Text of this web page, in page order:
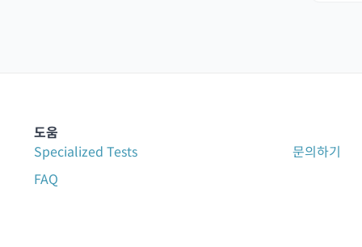
도움
Specialized Tests
문의하기
FAQ